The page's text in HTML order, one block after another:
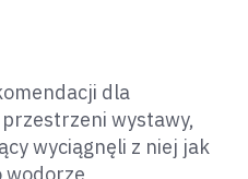
dla
wystawy,
wyciągnęli z niej jak
wodorze